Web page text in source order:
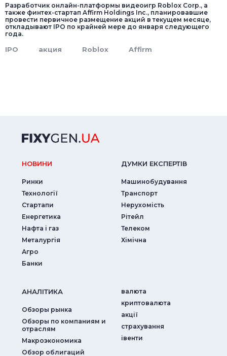
Разработчик онлайн-платформы видеоигр Roblox Corp., а
также финтех-стартап Affirm Holdings Inc., планировавшие
провести первичное размещение акций в текущем месяце,
откладывают IPO по крайней мере до января следующего
года.
IPO акция Roblox Affirm
НОВИНИ
Ринки
Технології
Стартапи
Енергетика
Нафта і газ
Металургія
Агро
Банки
ДУМКИ ЕКСПЕРТIВ
Машинобудування
Транспорт
Нерухомість
Рітейл
Телеком
Хімічна
АНАЛIТИКА
Обзоры рынка
Обзоры по компаниям и
отраслям
Макроэкономика
Обзор облигаций
валюта
криптовалюта
акції
страхування
iвенти